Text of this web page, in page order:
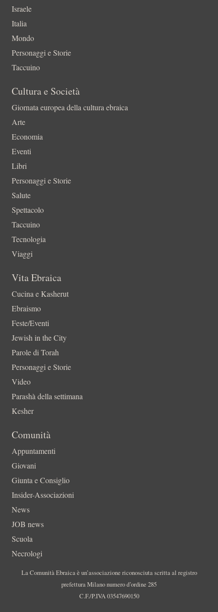
Israele
Italia
Mondo
Personaggi e Storie
Taccuino
Cultura e Società
Giornata europea della cultura ebraica
Arte
Economia
Eventi
Libri
Personaggi e Storie
Salute
Spettacolo
Taccuino
Tecnologia
Viaggi
Vita Ebraica
Cucina e Kasherut
Ebraismo
Feste/Eventi
Jewish in the City
Parole di Torah
Personaggi e Storie
Video
Parashà della settimana
Kesher
Comunità
Appuntamenti
Giovani
Giunta e Consiglio
Insider-Associazioni
News
JOB news
Scuola
Necrologi
La Comunità Ebraica è un’associazione riconosciuta scritta al registro
prefettura Milano numero d’ordine 285
C.F./P.IVA 03547690150